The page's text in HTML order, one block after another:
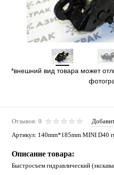
*внешний вид товара может
Отзывов: 0
Артикул: 140mm*185mm MINI D40
Описание товара:
Быстросъем гидравлический